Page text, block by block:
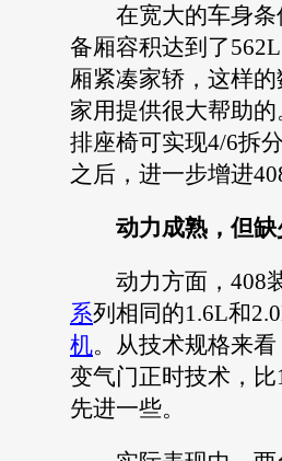
在宽大的车身条
备厢容积达到了
厢紧凑家轿，这样
家用提供很大帮助
排座椅可实现4/6拆
之后，进一步增进
动力成熟，但
动力方面，408
系列相同的1.6L和
机。从技术规格来
变气门正时技术，比
先进一些。